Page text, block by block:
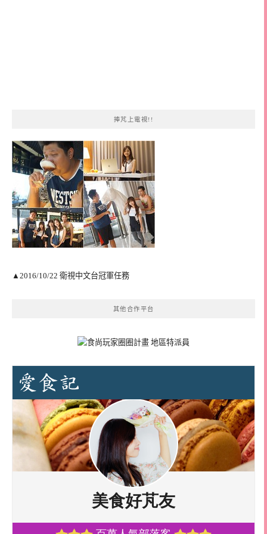
捧芃上電視!!
▲2016/10/22 衛視中文台冠軍任務
其他合作平台